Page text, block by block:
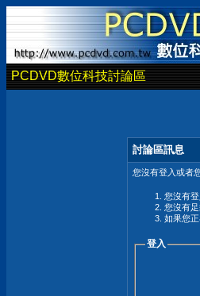
PCDVD數位科技討論區
討論區訊息
您沒有登入或者
您沒有
您沒有
如果您
登入